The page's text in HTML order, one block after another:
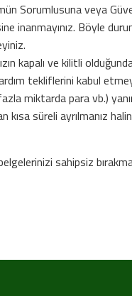
Sorumlusuna veya
inanmayınız. Böyle
kapalı ve kilitli
tekliflerini kabul
miktarda para vb.)
süreli ayrılmanız
sahipsiz